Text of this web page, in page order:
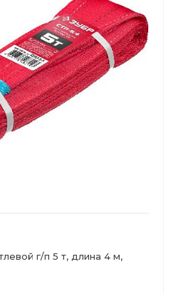
г/п 5 т, длина 4 м,